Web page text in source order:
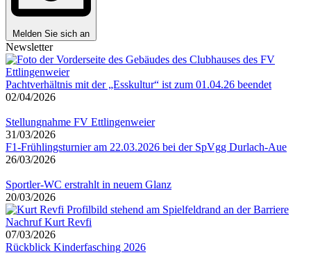
Melden Sie sich an
Newsletter
Pachtverhältnis mit der „Esskultur“ ist zum 01.04.26 beendet
02/04/2026
Stellungnahme FV Ettlingenweier
31/03/2026
F1-Frühlingsturnier am 22.03.2026 bei der SpVgg Durlach-Aue
26/03/2026
Sportler-WC erstrahlt in neuem Glanz
20/03/2026
Nachruf Kurt Revfi
07/03/2026
Rückblick Kinderfasching 2026